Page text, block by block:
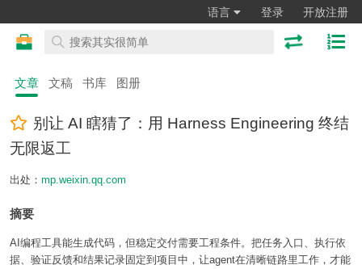
语言 登录 开放注册
文章 文稿 书库 图册
别让 AI 瞎猜了：用 Harness Engineering 终结
无限返工
出处： mp.weixin.qq.com
摘要
AI编程工具能生成代码，但稳定交付需要工程条件。把任务入口、执行依
据、验证反馈和结果记录固定到项目中，让agent在清晰链路里工作，才能